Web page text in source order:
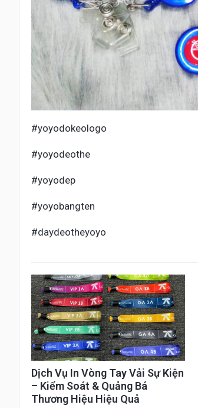
#yoyodokeologo
#yoyodeothe
#yoyodep
#yoyobangten
#daydeotheyoyo
Dịch Vụ In Vòng Tay Vải Sự Kiện
– Kiểm Soát & Quảng Bá
Thương Hiệu Hiệu Quả